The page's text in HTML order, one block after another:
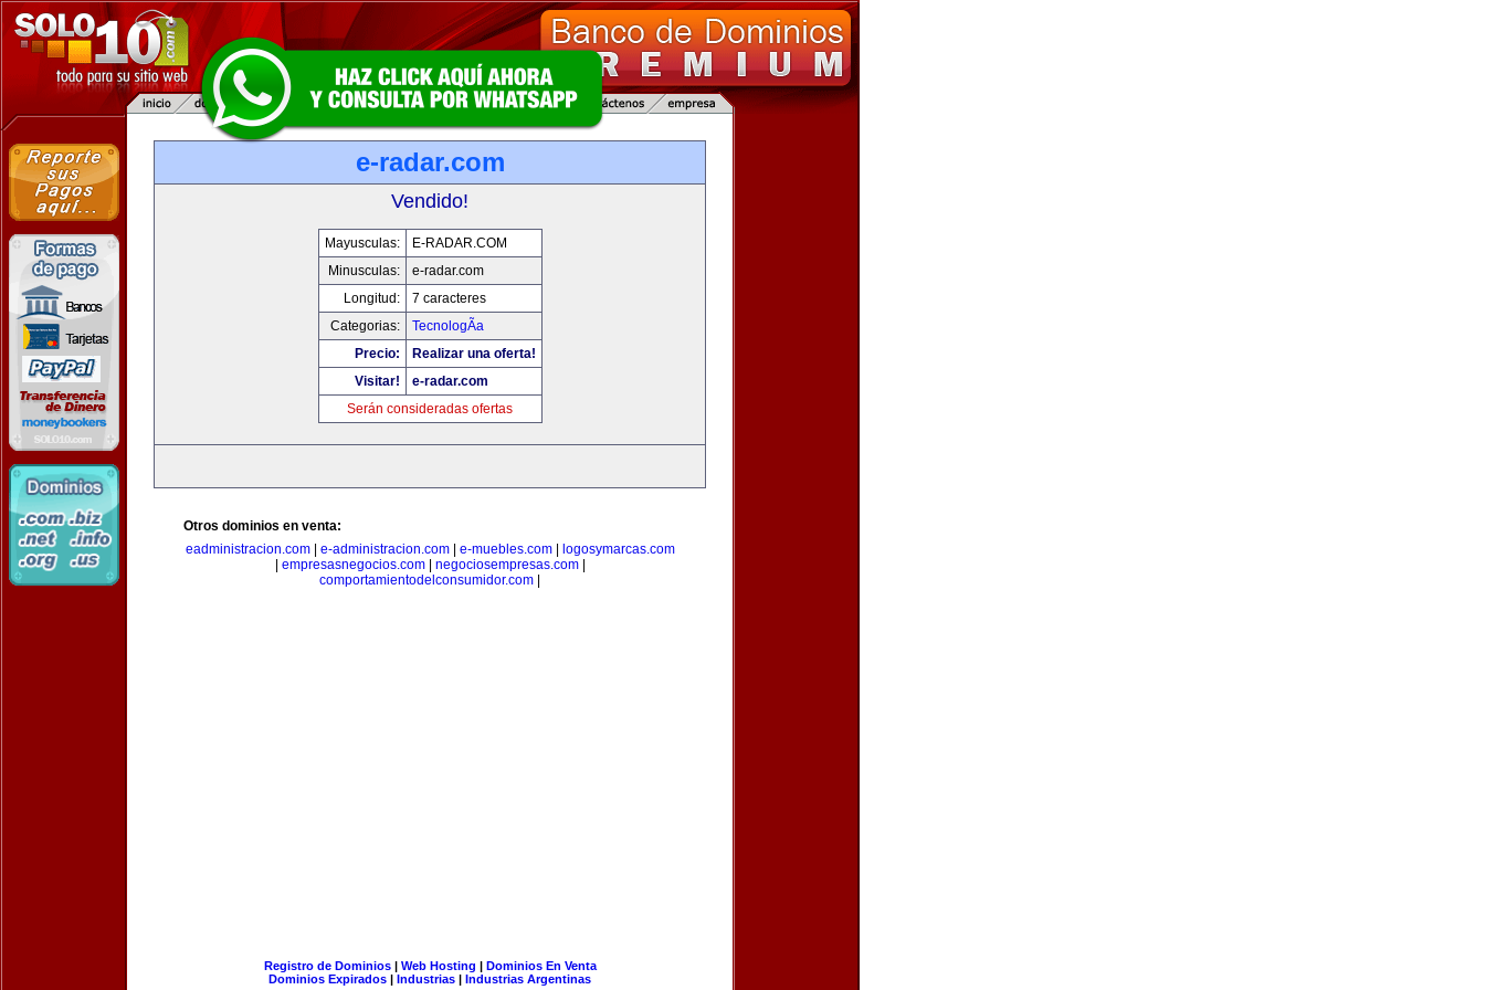
e-radar.com
Vendido!
Mayusculas:
E-RADAR.COM
Minusculas:
e-radar.com
Longitud:
7 caracteres
Categorias:
TecnologÃ­a
Precio:
Realizar una oferta!
Visitar!
e-radar.com
Serán consideradas ofertas
Otros dominios en venta:
eadministracion.com| e-administracion.com| e-muebles.com|
logosymarcas.com
empresasnegocios.com| negociosempresas.com|
comportamientodelconsumidor.com
Registro de Dominios| Web Hosting | Dominios En Venta
Dominios Expirados | Industrias | Industrias Argentinas